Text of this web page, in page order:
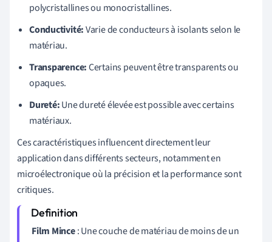
polycristallines ou monocristallines.
Conductivité:Varie de conducteurs à isolants selon le
matériau.
Transparence:Certains peuvent être transparents ou
opaques.
Dureté:Une dureté élevée est possible avec certains
matériaux.
Ces caractéristiques influencent directement leur
application dans différents secteurs, notamment en
microélectronique où la précision et la performance sont
critiques.
Film Mince: Une couche de matériau de moins de un